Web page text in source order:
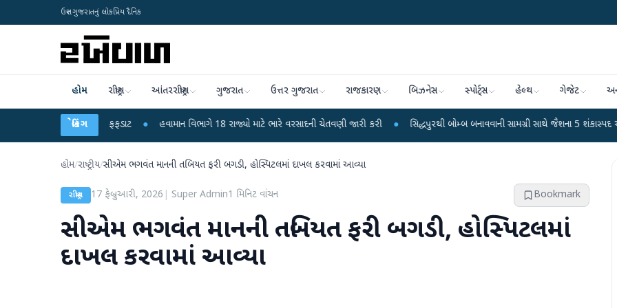
ઉત્તર ગુજરાતનું લોકપ્રિય દૈનિક
હોમ રાષ્ટ્રીય આંતરરાષ્ટ્રીય ગુજરાત ઉત્તર ગુજરાત રાજકારણ બિઝનેસ સ્પોર્ટ્સ હેલ્થ ગેજેટ
બ્રેકિંગ
મોતથી ફફડાટ ● હવામાન વિભાગે 18 રાજ્યો માટે ભારે વરસાદની ચેતવણી જારી કરી ● સિદ્ધપુરથી બોમ્બ બનાવવાની સામગ્રી સાથે જૈશના 5 શંકાસ્પદ આતંકી ઝડપાયા
હોમ/રાષ્ટ્રીય/સીએમ ભગવંત માનની તબિયત ફરી બગડી, હોસ્પિટલમાં દાખલ કરવામાં આવ્યા
રાષ્ટ્રીય 17 ફેબ્રુઆરી, 2026 Super Admin1 મિનિટ વાંચન Bookmark
સીએમ ભગવંત માનની તબિયત ફરી બગડી, હોસ્પિટલમાં
દાખલ કરવામાં આવ્યા